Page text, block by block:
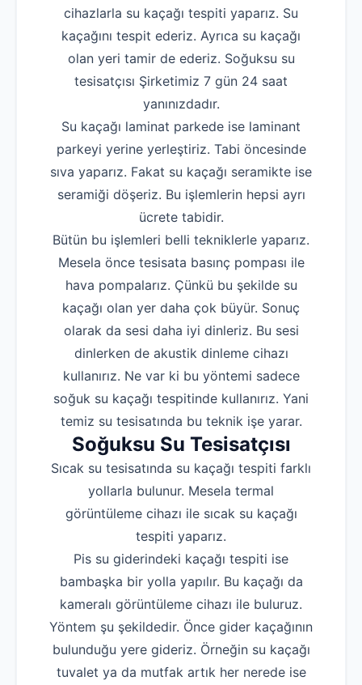
cihazlarla su kaçağı tespiti yaparız. Su
kaçağını tespit ederiz. Ayrıca su kaçağı
olan yeri tamir de ederiz. Soğuksu su
tesisatçısı Şirketimiz 7 gün 24 saat
yanınızdadır.
Su kaçağı laminat parkede ise laminant
parkeyi yerine yerleştiriz. Tabi öncesinde
sıva yaparız. Fakat su kaçağı seramikte ise
seramiği döşeriz. Bu işlemlerin hepsi ayrı
ücrete tabidir.
Bütün bu işlemleri belli tekniklerle yaparız.
Mesela önce tesisata basınç pompası ile
hava pompalarız. Çünkü bu şekilde su
kaçağı olan yer daha çok büyür. Sonuç
olarak da sesi daha iyi dinleriz. Bu sesi
dinlerken de akustik dinleme cihazı
kullanırız. Ne var ki bu yöntemi sadece
soğuk su kaçağı tespitinde kullanırız. Yani
temiz su tesisatında bu teknik işe yarar.
Soğuksu Su Tesisatçısı
Sıcak su tesisatında su kaçağı tespiti farklı
yollarla bulunur. Mesela termal
görüntüleme cihazı ile sıcak su kaçağı
tespiti yaparız.
Pis su giderindeki kaçağı tespiti ise
bambaşka bir yolla yapılır. Bu kaçağı da
kameralı görüntüleme cihazı ile buluruz.
Yöntem şu şekildedir. Önce gider kaçağının
bulunduğu yere gideriz. Örneğin su kaçağı
tuvalet ya da mutfak artık her nerede ise